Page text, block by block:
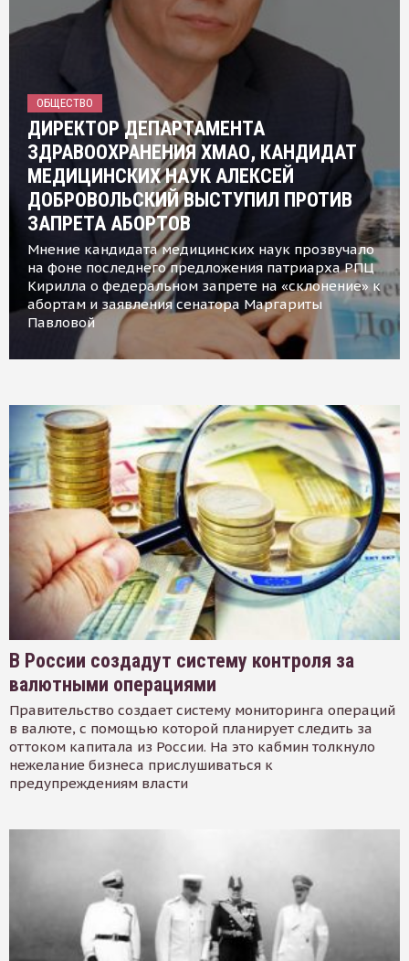
ОБЩЕСТВО
ДИРЕКТОР ДЕПАРТАМЕНТА
ЗДРАВООХРАНЕНИЯ ХМАО, КАНДИДАТ
МЕДИЦИНСКИХ НАУК АЛЕКСЕЙ
ДОБРОВОЛЬСКИЙ ВЫСТУПИЛ ПРОТИВ
ЗАПРЕТА АБОРТОВ
Мнение кандидата медицинских наук прозвучало
на фоне последнего предложения патриарха РПЦ
Кирилла о федеральном запрете на «склонение» к
абортам и заявления сенатора Маргариты
Павловой
В России создадут систему контроля за
валютными операциями
Правительство создает систему мониторинга операций
в валюте, с помощью которой планирует следить за
оттоком капитала из России. На это кабмин толкнуло
нежелание бизнеса прислушиваться к
предупреждениям власти